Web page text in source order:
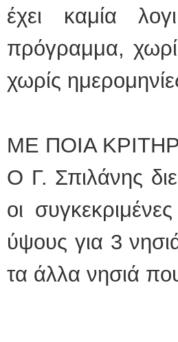
έχει καμία
πρόγραμμα,
χωρίς
ΜΕ ΠΟΙΑ
Ο Γ. Σπιλάνης
οι
ύψους για 3
τα άλλα νησιά